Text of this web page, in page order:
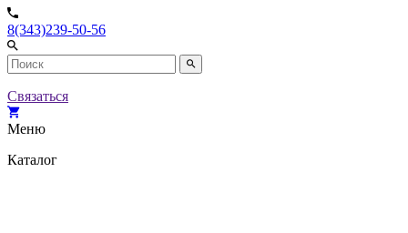
8(343)239-50-56
Связаться
Меню
Каталог